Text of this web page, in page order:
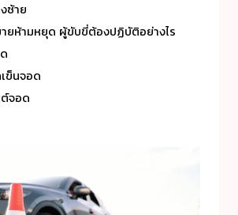
ซ้าย
ยห้ามหยุด ผู้ขับขี่ต้องปฏิบัติอย่างไร
ข็นจอด
จอด